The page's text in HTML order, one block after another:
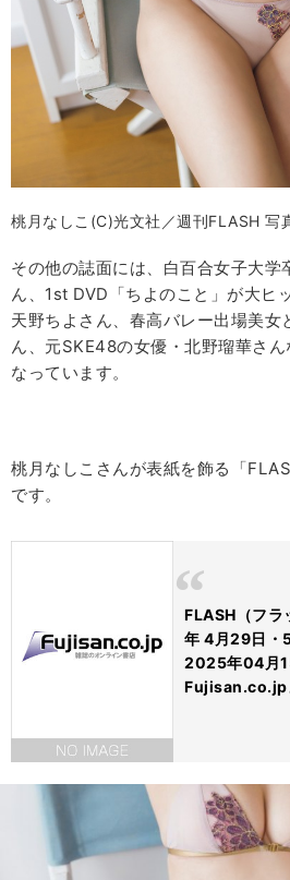
桃月なしこ(C)光文社／週刊FLASH 写
その他の誌面には、白百合女子大学
ん、1st DVD「ちよのこと」が大ヒ
天野ちよさん、春高バレー出場美女
ん、元SKE48の女優・北野瑠華さ
なっています。
桃月なしこさんが表紙を飾る「
です。
FLASH（フ
年 4月29日・
2025年04月
Fujisan.co.jp